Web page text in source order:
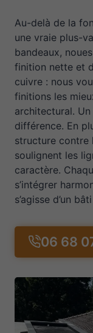
Au-delà de la
une vraie plus-
bandeaux,
finition nette et
cuivre : nous
finitions les
architectural.
différence. En
structure contre
soulignent les
caractère.
s’intégrer
s’agisse d’un
06 68